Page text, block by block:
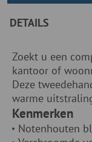
DETAILS
Zoekt u een
kantoor of
Deze
warme
Kenmerken
Notenhouten